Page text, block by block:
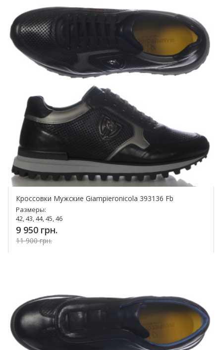
Кроссовки Мужские Giampieronicola 393136 Fb
Размеры:
42, 43, 44, 45, 46
9 950 грн.
11 900 грн.